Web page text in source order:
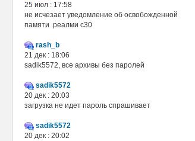
25 июл : 17:58
не исчезает уведомление об освобожденной
памяти .реалми с30
rash_b
21 дек : 18:06
sadik5572, все архивы без паролей
sadik5572
20 дек : 20:03
загрузка не идет пароль спрашивает
sadik5572
20 дек : 20:02